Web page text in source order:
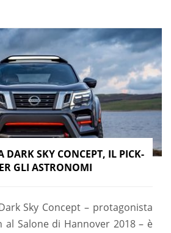
DARK SKY CONCEPT, IL PICK-
GLI ASTRONOMI
Sky Concept – protagonista
al Salone di Hannover 2018 – è